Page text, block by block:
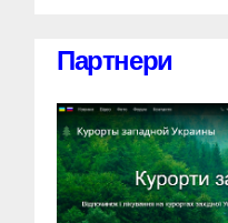
Партнери